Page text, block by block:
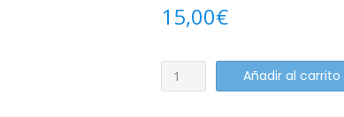
15,00€
Lampara
Atril
Añadir al carrito